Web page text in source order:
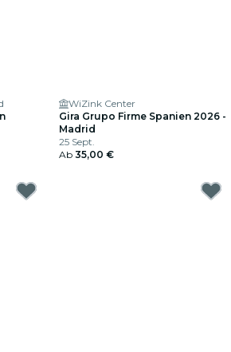
WiZink Center
Gira Grupo Firme Spanien 2026 -
Madrid
25 Sept.
Ab 35,00 €